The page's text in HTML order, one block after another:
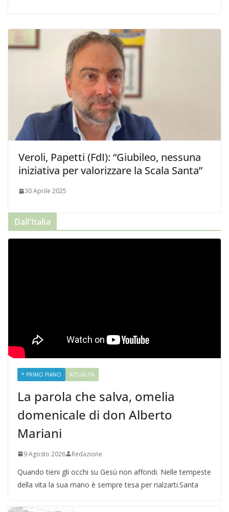
Veroli, Papetti (FdI): “Giubileo, nessuna
iniziativa per valorizzare la Scala Santa”
30 Aprile 2025
Dall’Italia
* PRIMO PIANO ATTUALITÀ
La parola che salva, omelia
domenicale di don Alberto
Mariani
9 Agosto 2026 Redazione
Quando tieni gli occhi su Gesù non affondi. Nelle tempeste
della vita la sua mano è sempre tesa per rialzarti.Santa